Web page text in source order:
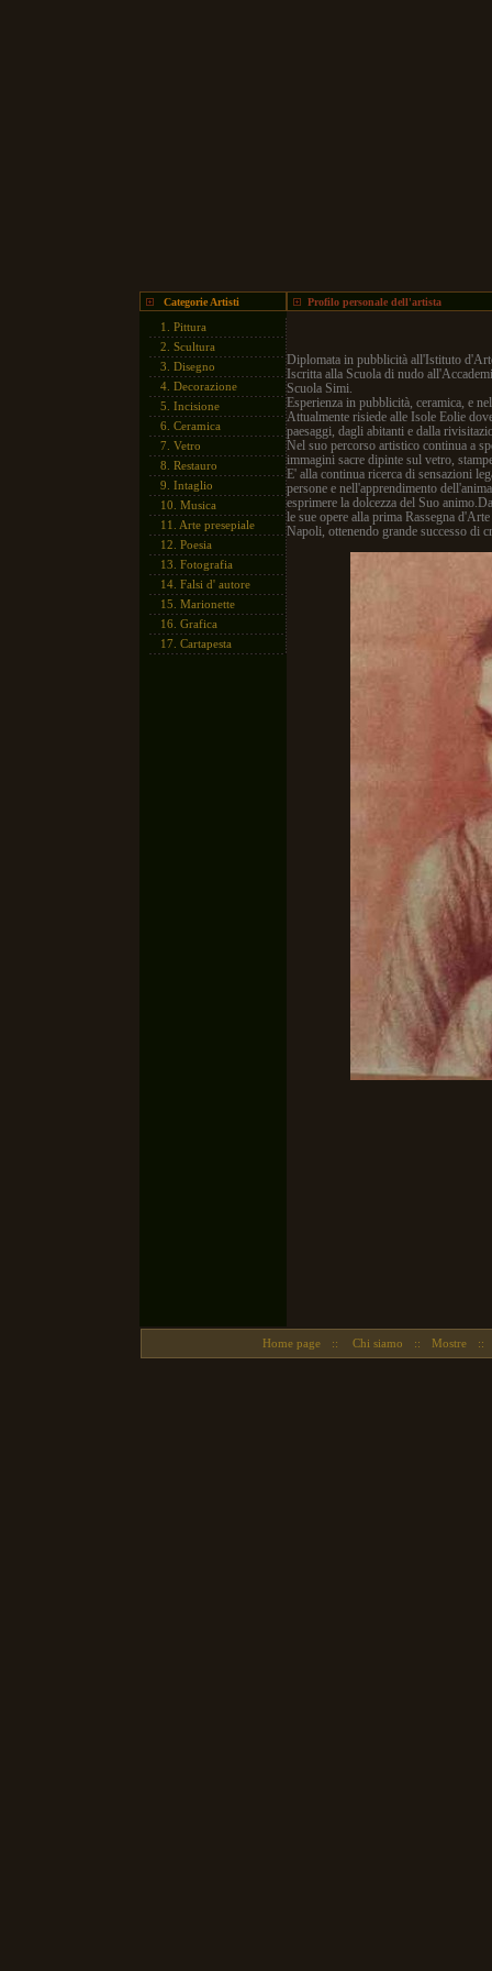
Categorie Artisti
1. Pittura
2. Scultura
3. Disegno
4. Decorazione
5. Incisione
6. Ceramica
7. Vetro
8. Restauro
9. Intaglio
10. Musica
11. Arte presepiale
12. Poesia
13. Fotografia
14. Falsi d' autore
15. Marionette
16. Grafica
17. Cartapesta
Profilo personale dell'artista
Diplomata in pubblicità all'Istituto
Iscritta alla Scuola di nudo
Scuola Simi.
Esperienza in pubblicità, ceramica, e
Attualmente risiede alle Isole Eolie
paesaggi, dagli abitanti e dalla
Nel suo percorso artistico continua a
immagini sacre dipinte sul vetro,
E' alla continua ricerca di sensazioni
persone e nell'apprendimento
esprimere la dolcezza del Suo
le sue opere alla prima Rassegna
Napoli, ottenendo grande successo di
Home page :: Chi siamo :: Mostre ::